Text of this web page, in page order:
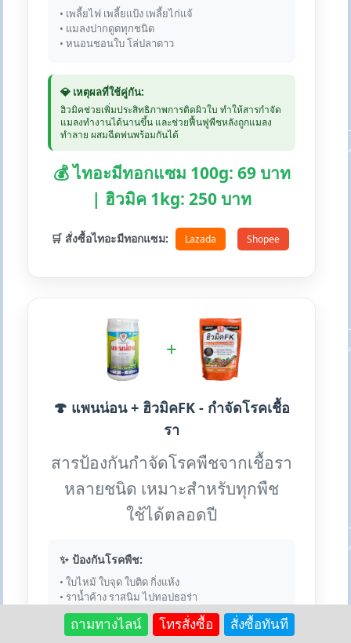
• เพลี้ยไฟ เพลี้ยแป้ง เพลี้ยไก่แจ้
• แมลงปากดูดทุกชนิด
• หนอนชอนใบ โล่ปลาดาว
💎 เหตุผลที่ใช้คู่กัน:
ฮิวมิคช่วยเพิ่มประสิทธิภาพการติดผิวใบ ทำให้สารกำจัด
แมลงทำงานได้นานขึ้น และช่วยฟื้นฟูพืชหลังถูกแมลง
ทำลาย ผสมฉีดพ่นพร้อมกันได้
💰 ไทอะมีทอกแซม 100g: 69 บาท
| ฮิวมิค 1kg: 250 บาท
🛒 สั่งซื้อไทอะมีทอกแซม: Lazada Shopee
+
🍄 แพนน่อน + ฮิวมิคFK - กำจัดโรคเชื้อ
รา
สารป้องกันกำจัดโรคพืชจากเชื้อรา
หลายชนิด เหมาะสำหรับทุกพืช
ใช้ได้ตลอดปี
✨ ป้องกันโรคพืช:
• ใบไหม้ ใบจุด ใบติด กิ่งแห้ง
• ราน้ำค้าง ราสนิม ไปทอปธอร่า
• แอนแทรคโนส กุ้งแห้ง
ถามทางไลน์ โทรสั่งซื้อ สั่งซื้อทันที